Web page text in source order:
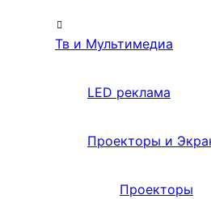
Тв и Мультимедиа
LED реклама
Проекторы и
Проекторы